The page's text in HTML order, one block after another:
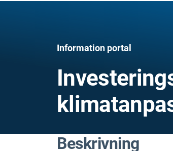
Information portal
Beskrivning